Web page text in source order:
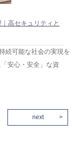
高セキュリティと
続可能な社会の実現を
安心・安全」な資
next